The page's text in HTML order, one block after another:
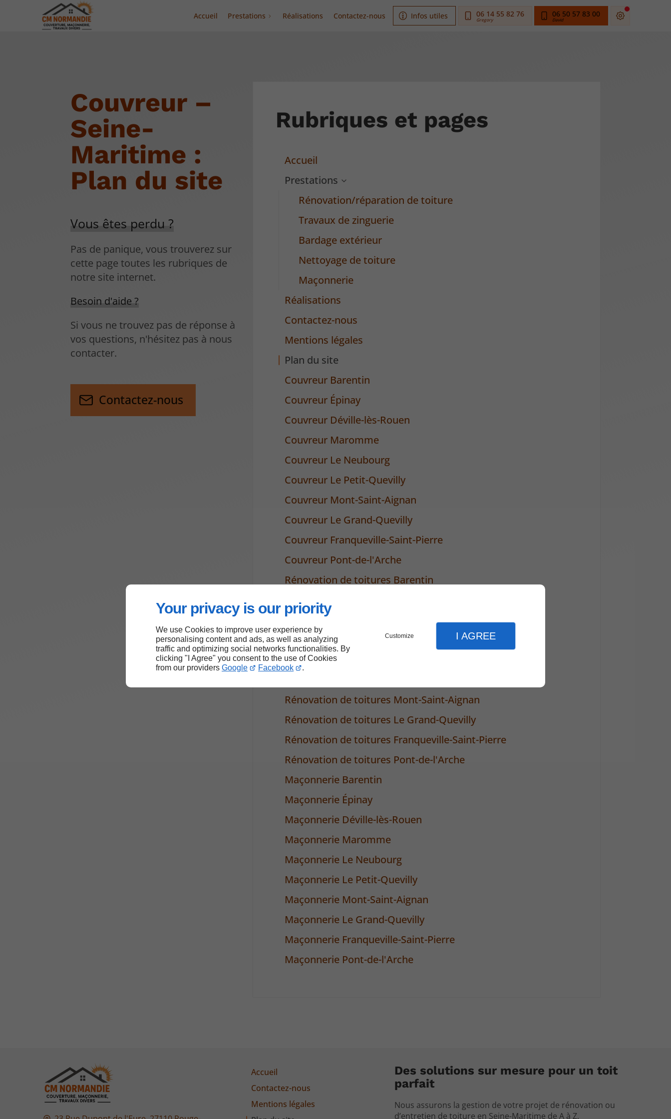
Your privacy is our priority
We use Cookies to improve user experience by
personalising content and ads, as well as analyzing
traffic and optimizing social networks functionalities. By
clicking "I Agree" you consent to the use of Cookies
from our providers Google Facebook .
Customize I AGREE
Accueil Prestations Réalisations Contactez-nous Infos utiles 06 14 55 82 76 06 50 57 83 00
Couvreur –
Seine-
Maritime :
Plan du site
Vous êtes perdu ?
Pas de panique, vous trouverez sur
cette page toutes les rubriques de
notre site internet.​​
Besoin d'aide ?
Si vous ne trouvez pas de réponse à
vos questions, n'hésitez pas à nous
contacter.
Contactez-nous
Rubriques et pages
Accueil
Prestations
Rénovation/réparation de toiture
Travaux de zinguerie
Bardage extérieur
Nettoyage de toiture
Maçonnerie
Réalisations
Contactez-nous
Mentions légales
Plan du site
Couvreur Barentin
Couvreur Épinay
Couvreur Déville-lès-Rouen
Couvreur Maromme
Couvreur Le Neubourg
Couvreur Le Petit-Quevilly
Couvreur Mont-Saint-Aignan
Couvreur Le Grand-Quevilly
Couvreur Franqueville-Saint-Pierre
Couvreur Pont-de-l'Arche
Rénovation de toitures Barentin
Rénovation de toitures Épinay
Rénovation de toitures Déville-lès-Rouen
Rénovation de toitures Maromme
Rénovation de toitures Le Neubourg
Rénovation de toitures Mont-Saint-Aignan
Rénovation de toitures Le Grand-Quevilly
Rénovation de toitures Franqueville-Saint-Pierre
Rénovation de toitures Pont-de-l'Arche
Maçonnerie Barentin
Maçonnerie Épinay
Maçonnerie Déville-lès-Rouen
Maçonnerie Maromme
Maçonnerie Le Neubourg
Maçonnerie Le Petit-Quevilly
Maçonnerie Mont-Saint-Aignan
Maçonnerie Le Grand-Quevilly
Maçonnerie Franqueville-Saint-Pierre
Maçonnerie Pont-de-l'Arche
Accueil
Contactez-nous
Mentions légales
Des solutions sur mesure pour un toit
parfait
Nous assurons la gestion de votre projet de rénovation ou
d’entretien de toiture en Seine-Maritime de A à Z.